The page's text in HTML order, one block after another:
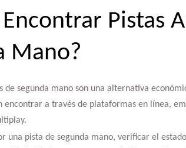
Pistas
Mano?
de segunda mano son una alternativa
encontrar a través de plataformas en línea,
una pista de segunda mano, verificar el